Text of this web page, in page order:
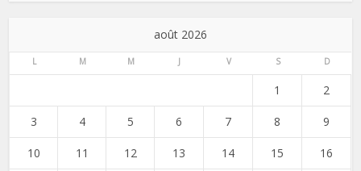
août 2026
L M M J V S D
1 2
3 4 5 6 7 8 9
10 11 12 13 14 15 16